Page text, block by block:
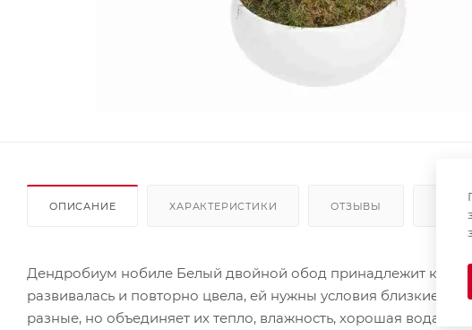
ОПИСАНИЕ ХАРАКТЕРИСТИКИ ОТЗЫВЫ
Дендробиум нобиле Белый двойной обод принадлежит к
развивалась и повторно цвела, ей нужны условия близкие к
разные, но объединяет их тепло, влажность, хорошая вода,